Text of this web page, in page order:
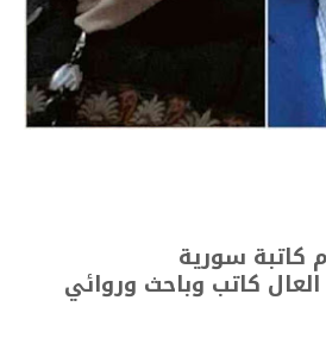
كاتبة سورية
كاتب وباحث وروائي